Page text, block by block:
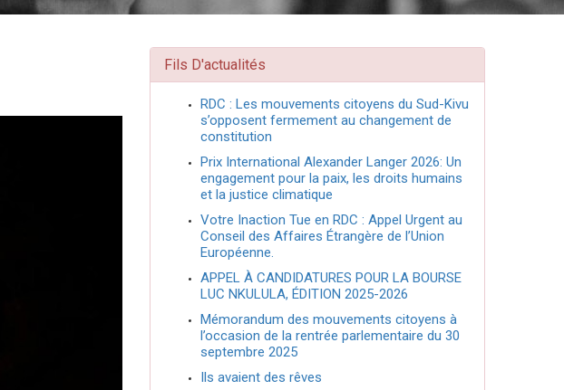
Fils D'actualités
RDC : Les mouvements citoyens du Sud-Kivu
s’opposent fermement au changement de
constitution
Prix International Alexander Langer 2026: Un
engagement pour la paix, les droits humains
et la justice climatique
Votre Inaction Tue en RDC : Appel Urgent au
Conseil des Affaires Étrangère de l’Union
Européenne.
APPEL À CANDIDATURES POUR LA BOURSE
LUC NKULULA, ÉDITION 2025-2026
Mémorandum des mouvements citoyens à
l’occasion de la rentrée parlementaire du 30
septembre 2025
Ils avaient des rêves